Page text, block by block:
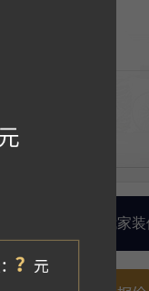
算一算我家